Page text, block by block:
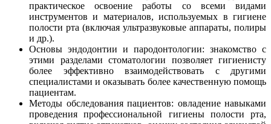
практическое освоение работы со всеми видами
инструментов и материалов, используемых в гигиене
полости рта (включая ультразвуковые аппараты, полиры
и др.).
Основы эндодонтии и пародонтологии: знакомство с
этими разделами стоматологии позволяет гигиенисту
более эффективно взаимодействовать с другими
специалистами и оказывать более качественную помощь
пациентам.
Методы обследования пациентов: овладение навыками
проведения профессиональной гигиены полости рта,